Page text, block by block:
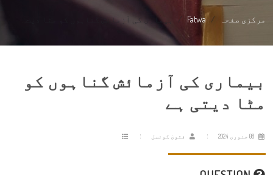
مرکزی صفحہ Fatwa بیماری کی آزمائش گناہوں کو مٹا دیت...
بیماری کی آزمائش گناہوں کو
مٹا دیتی ہے
فتویٰ کونسل